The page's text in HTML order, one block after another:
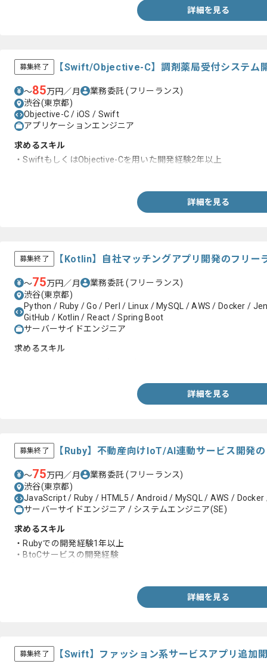
詳細を見る
募集終了 【Swift/Objective-C】調剤薬局受付システム
〜85万円／月 業務委託(フリーランス)
渋谷(東京都)
Objective-C / iOS / Swift
アプリケーションエンジニア
求めるスキル
・SwiftもしくはObjective-Cを用いた開発経験2年以上
詳細を見る
募集終了 【Kotlin】自社マッチングアプリ開発のフリー
〜75万円／月 業務委託(フリーランス)
渋谷(東京都)
Python / Ruby / Go / Perl / Linux / MySQL / AWS / Docker /
GitHub / Kotlin / React / Spring Boot
サーバーサイドエンジニア
求めるスキル
詳細を見る
募集終了 【Ruby】不動産向けIoT/AI連動サービス開発
〜75万円／月 業務委託(フリーランス)
渋谷(東京都)
JavaScript / Ruby / HTML5 / Android / MySQL / AWS /
サーバーサイドエンジニア / システムエンジニア(SE)
求めるスキル
・Rubyでの開発経験1年以上
・BtoCサービスの開発経験
詳細を見る
募集終了 【Swift】ファッション系サービスアプリ追加